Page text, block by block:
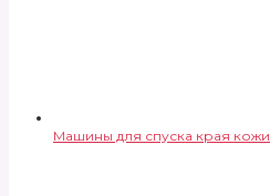
Машины для спуска края кожи